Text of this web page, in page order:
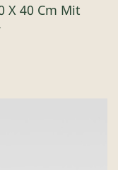
X 40 Cm Mit